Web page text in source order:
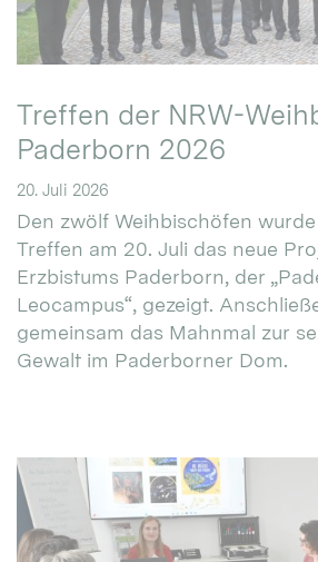
Treffen der NRW-
Paderborn 2026
20. Juli 2026
Den zwölf Weihbischöfen
Treffen am 20. Juli das neue
Erzbistums Paderborn, der
Leocampus“, gezeigt.
gemeinsam das Mahnmal zur
Gewalt im Paderborner Dom.